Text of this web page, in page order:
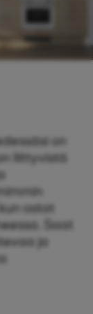
on
liittyvistä
ostat
Saat
ja